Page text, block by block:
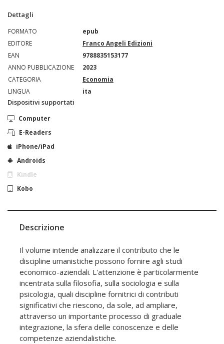
Dettagli
FORMATO
epub
EDITORE
Franco Angeli Edizioni
EAN
9788835153177
ANNO PUBBLICAZIONE
2023
CATEGORIA
Economia
LINGUA
ita
Dispositivi supportati
Computer
E-Readers
iPhone/iPad
Androids
Kindle
Kobo
Descrizione
Il volume intende analizzare il contributo che le
discipline umanistiche possono fornire agli studi
economico-aziendali. L'attenzione è particolarmente
incentrata sulla filosofia, sulla sociologia e sulla
psicologia, quali discipline fornitrici di contributi
significativi che riescono, da sole, ad ampliare,
attraverso un importante processo di graduale
integrazione, la sfera delle conoscenze e delle
competenze aziendalistiche.